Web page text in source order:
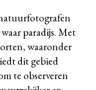
paradijs. Met
waaronder
dit gebied
te observeren